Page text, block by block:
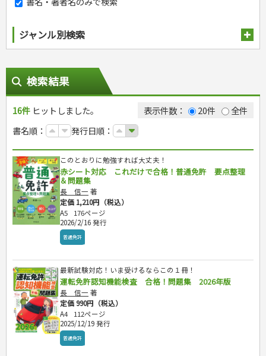
ジャンル別検索
スポーツ
スポーツルール
ゴルフ
トレーニング
ジュニアスポーツ
その他スポーツ
自然・アウトドア・ペット
犬・猫
ペット・飼育
園芸・野菜づくり
雑学
ナンプレ
囲碁・将棋・麻雀
ゲーム・マジック
家相・風水・占い
カルチャー・芸術・趣味
鉄道・車・自転車
音楽・楽器
趣味・鑑賞・カメラ
絵画・デッサン
俳句・詩・ことば
辞典・語学
辞典
語学・旅行会話
運転免許
原付・二輪
普通免許
その他免許
生活・暮らし
料理
料理・レシピ
おもてなし・ごちそう料理
各国料理
お弁当
健康メニュー・ダイエット
調理器具クッキング
お菓子・ケーキ・パン
飲み物・お酒
手芸・クラフト
編み物
ソーイング
クラフト
住まい・インテリア・暮らし
インテリア・ハウジング
収納・掃除・暮らし
美容・ファッション
ダイエット・エクササイズ
メイク・ネイル・ヘア
着物・着つけ
冠婚葬祭・手紙・ペン字
冠婚葬祭・スピーチ・マナー
手紙・ペン字
妊娠・出産・育児
妊娠・出産・育児
離乳食・幼児食・こどもレシピ
健康と保育
家庭医学・健康
ツボ・マッサージ
健康知識
栄養事典
生活習慣病
看護・介護
介護一般
パネルシアター
指導マニュアル
児童一般
おりがみ・あやとり
なぞなぞ・ゲーム
占い・心理ゲーム
のりもの・ずかん
読み物・絵本
音と光のでる絵本
学参・ドリル
夏休みドリル
総復習ドリル
学習・地図
自由研究・読書感想文
えんぴつちょう
就職活動
就職活動
就職試験
公務員試験
資格試験
検定試験・資格試験
英語検定・TOEIC
漢字検定・数学検定
簿記検定
看護・薬学
ケアマネジャー
介護・社会福祉士
保育士
司法書士・社労士
行政書士・宅建
FP
衛生管理・運行管理
建築・土木
電気・危険物
ビジネス
経営・経済・法律
マネー・株・資産
ビジネス・法律
簿記・経理・税金・保険
自己啓発
自己啓発
ビジネス読み物
旅行・歴史
国内・海外旅行
国外旅行
国内旅行
散歩・グルメ
地理・歴史
地理・地図
歴史
文庫
その他文庫
ダイアリー
ダイアリー
プラチナダイアリー プレステージ
検索結果
16件 ヒットしました。 表示件数： 20件
全件
書名順：
発行日順：
このとおりに勉強すれば大丈夫！
赤シート対応 これだけで合格！普通免許 要点整理
＆問題集
長 信一 著
定価 1,210円（税込）
A5
176ページ
2026/2/16 発行
普通免許
最新試験対応！いま受けるならこの１冊！
運転免許認知機能検査 合格！問題集 2026年版
長 信一 著
定価 990円（税込）
A4
112ページ
2025/12/19 発行
普通免許